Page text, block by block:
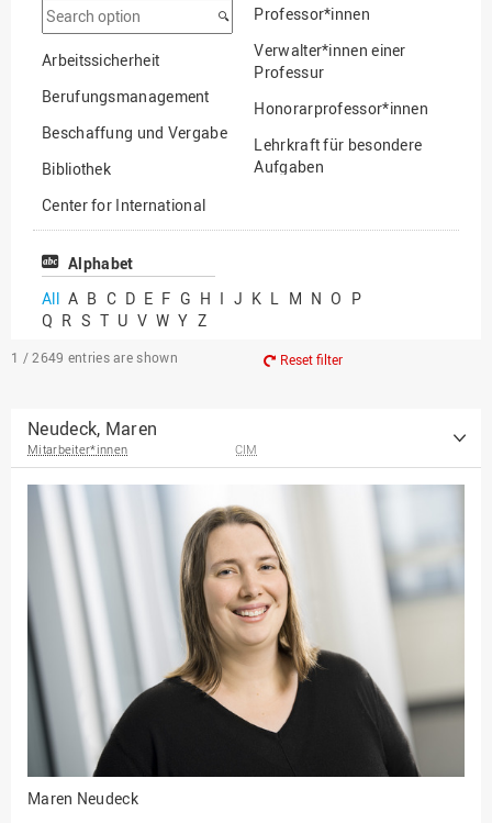
Search
option
Arbeitssicherheit
Berufungsmanagement
Beschaffung und Vergabe
Bibliothek
Center for International
Mobility
Center for International
Chancengerechtigkeit
eLearning Competence
EU-Büro
Fakultät
Agrarwissenschaften und
Landschaftsarchitektur
Fakultät
Ingenieurwissenschaften
und Informatik
Fakultät Management,
Kultur und Technik
Fakultät Wirtschafts- und
Sozialwissenschaften
Finanzen
Forschung, Kooperation,
Drittmittel
Professor*innen
Verwalter*innen einer
Professur
Honorarprofessor*innen
Lehrkraft für besondere
Aufgaben
Professor*innen im
Alphabet
All A B C D E F G H I J K L M N O P
Q R S T U V W Y Z
1 / 2649 entries are shown Reset filter
Neudeck, Maren
Mitarbeiter*innen CIM
Maren Neudeck